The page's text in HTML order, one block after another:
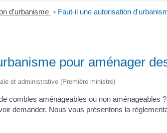
d'urbanisme > Faut-il une autorisation
pour aménager
et administrative (Première ministre)
combles aménageables ou non aménageables
demander. Nous vous présentons la